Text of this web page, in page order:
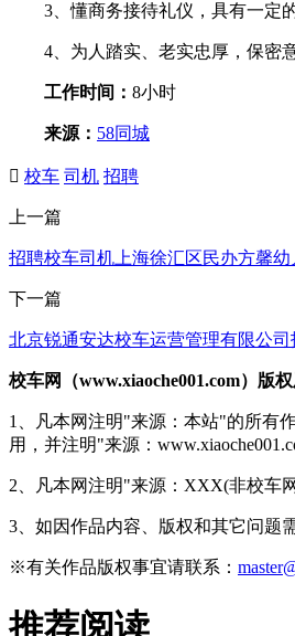
3、懂商务接待礼仪，具有一定
4、为人踏实、老实忠厚，保密意
工作时间： 8小时
来源： 58同城
 校车 司机 招聘
上一篇
招聘校车司机上海徐汇区民办方馨幼
下一篇
北京锐通安达校车运营管理有限公
校车网（www.xiaoche001.com）版
1、凡本网注明"来源：本站"的所有
用，并注明"来源：
2、凡本网注明"来源：XXX(非校车
3、如因作品内容、版权和其它问题
※有关作品版权事宜请联系：
推荐阅读